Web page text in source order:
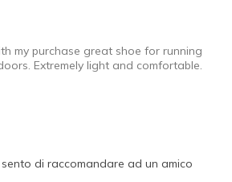
my purchase great shoe for running
Extremely light and comfortable.
di raccomandare ad un amico